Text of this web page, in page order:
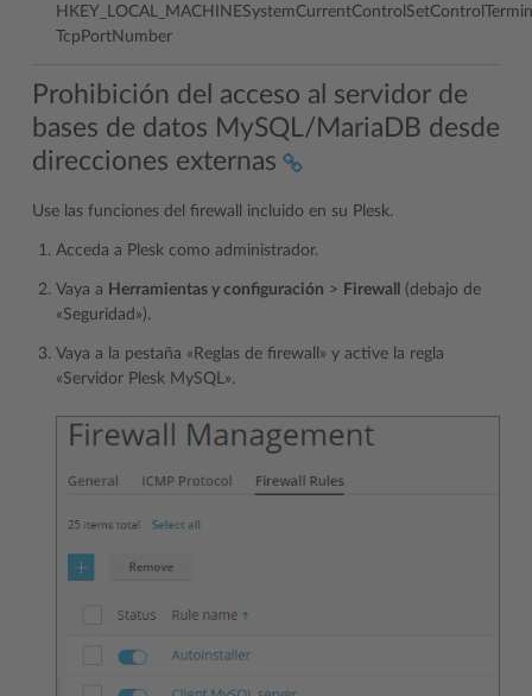
TcpPortNumber
Prohibición del acceso al servidor de
bases de datos MySQL/MariaDB desde
direcciones externas
Use las funciones del firewall incluido en su Plesk.
Acceda a Plesk como administrador.
Vaya a Herramientas y configuración > Firewall
(debajo de
«Seguridad»).
Vaya a la pestaña «Reglas de firewall» y active la regla
«Servidor Plesk MySQL».